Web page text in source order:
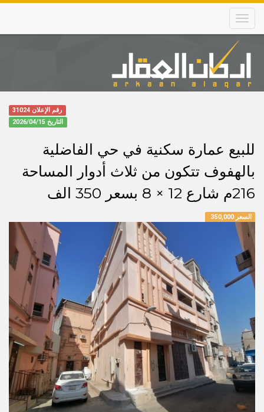
Skip
main
content
Main
navigation
رقم الإعلان 31024
التاريخ 2026/04/15
للبيع عمارة سكنية في حي الفاضلية
بالهفوف تتكون من ثلاث أدوار المساحة
216م شارع 12 × 8 بسعر 350 الف
السعر 350,000